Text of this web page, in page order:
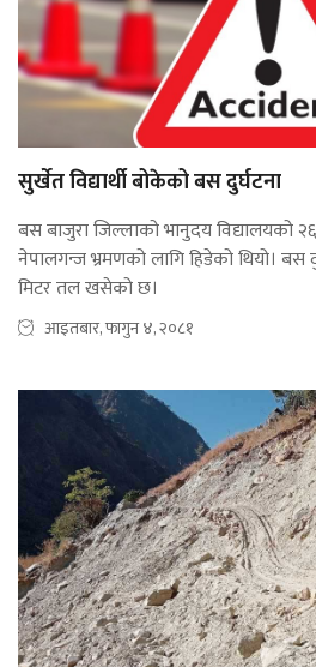
सुर्खेत विद्यार्थी बोकेको बस दुर्घटना
बस बाजुरा जिल्लाको भानुदय विद्यालयको २६
नेपालगन्ज भ्रमणको लागि हिडेको थियो। बस
मिटर तल खसेको छ।
आइतबार, फागुन ४, २०८१